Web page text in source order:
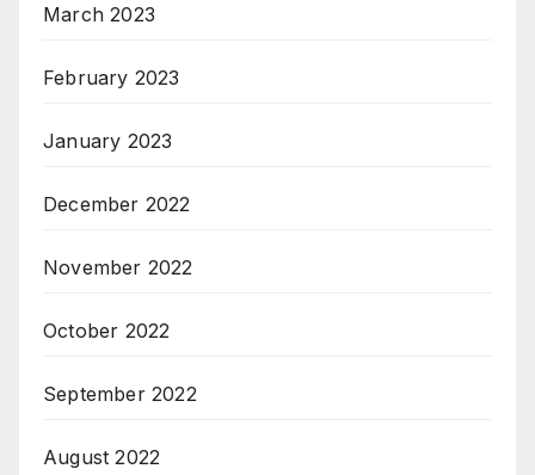
March 2023
February 2023
January 2023
December 2022
November 2022
October 2022
September 2022
August 2022